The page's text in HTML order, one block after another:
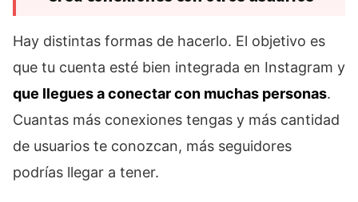
Hay distintas formas de hacerlo. El objetivo es
que tu cuenta esté bien integrada en Instagram y
que llegues a conectar con muchas personas.
Cuantas más conexiones tengas y más cantidad
de usuarios te conozcan, más seguidores
podrías llegar a tener.